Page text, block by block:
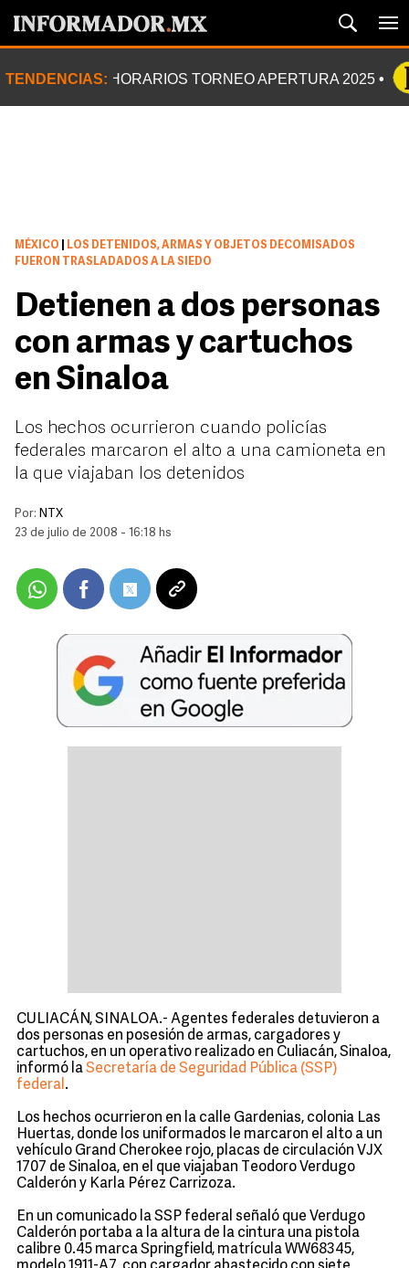
TENDENCIAS: HORARIOS TORNEO APERTURA 2025
MÉXICO
LOS DETENIDOS, ARMAS Y OBJETOS DECOMISADOS
FUERON TRASLADADOS A LA SIEDO
Detienen a dos personas
con armas y cartuchos
en Sinaloa
Los hechos ocurrieron cuando policías
federales marcaron el alto a una camioneta en
la que viajaban los detenidos
Por: NTX
23 de julio de 2008 - 16:18 hs
CULIACÁN, SINALOA.- Agentes federales detuvieron a
dos personas en posesión de armas, cargadores y
cartuchos, en un operativo realizado en Culiacán, Sinaloa,
informó laSecretaría de Seguridad Pública (SSP)
federal .
Los hechos ocurrieron en la calle Gardenias, colonia Las
Huertas, donde los uniformados le marcaron el alto a un
vehículo Grand Cherokee rojo, placas de circulación VJX
1707 de Sinaloa, en el que viajaban Teodoro Verdugo
Calderón y Karla Pérez Carrizoza.
En un comunicado la SSP federal señaló que Verdugo
Calderón portaba a la altura de la cintura una pistola
calibre 0.45 marca Springfield, matrícula WW68345,